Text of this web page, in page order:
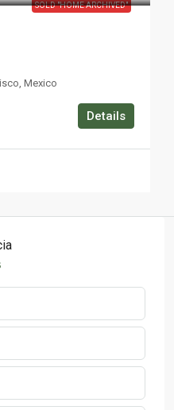
SOLD "HOME ARCHIVED"
Mexico
Details